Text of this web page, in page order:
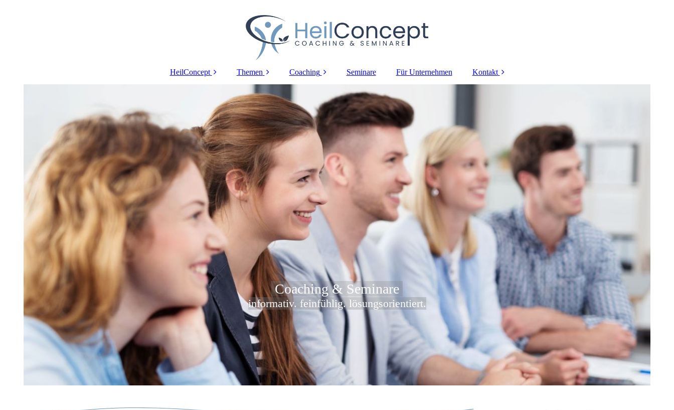
HeilConcept Themen Coaching Seminare Für Unternehmen Kontakt
Coaching & Seminare
informativ. feinfühlig. lösungsorientiert.